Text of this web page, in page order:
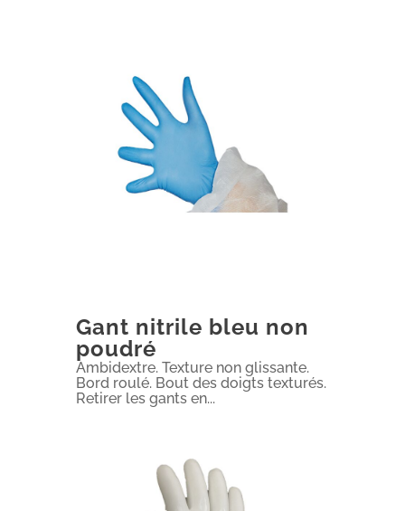
Gant nitrile bleu non
poudré
Ambidextre. Texture non glissante.
Bord roulé. Bout des doigts texturés.
Retirer les gants en...